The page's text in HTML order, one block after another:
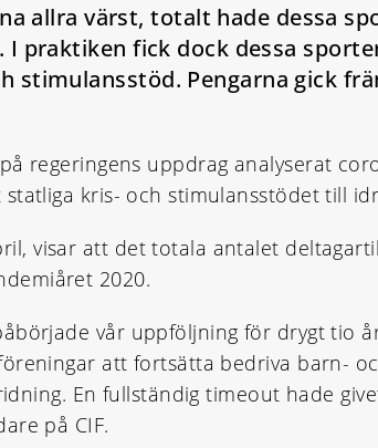
allra värst, totalt hade dessa
praktiken fick dock dessa
stimulansstöd. Pengarna gick
regeringens uppdrag analyserat
kris- och stimulansstödet till
visar att det totala antalet
2020.
vår uppföljning för drygt tio
att fortsätta bedriva barn-
En fullständig timeout hade
på CIF.